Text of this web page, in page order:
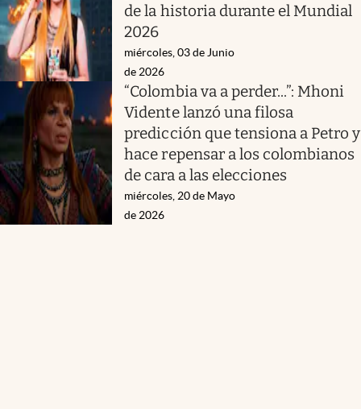
de la historia durante el Mundial
2026
miércoles, 03 de Junio
de 2026
“Colombia va a perder...”: Mhoni
Vidente lanzó una filosa
predicción que tensiona a Petro y
hace repensar a los colombianos
de cara a las elecciones
miércoles, 20 de Mayo
de 2026